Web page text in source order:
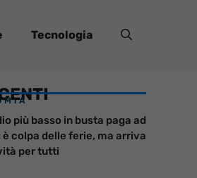
Tecnologia
più basso in busta paga ad
è colpa delle ferie, ma arriva
per tutti